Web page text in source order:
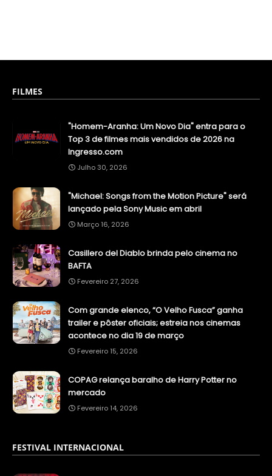
FILMES
"Homem-Aranha: Um Novo Dia" entra para o
Top 3 de filmes mais vendidos de 2026 na
Ingresso.com
Julho 30, 2026
"Michael: Songs from the Motion Picture" será
lançado pela Sony Music em abril
Março 16, 2026
Casillero del Diablo brinda pelo cinema no
BAFTA
Fevereiro 27, 2026
Com grande elenco, “O Velho Fusca” ganha
trailer e pôster oficiais; estreia nos cinemas
acontece no dia 19 de março
Fevereiro 15, 2026
COPAG relança baralho de Harry Potter no
mercado
Fevereiro 14, 2026
FESTIVAL INTERNACIONAL